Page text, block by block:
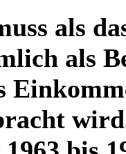
als
als